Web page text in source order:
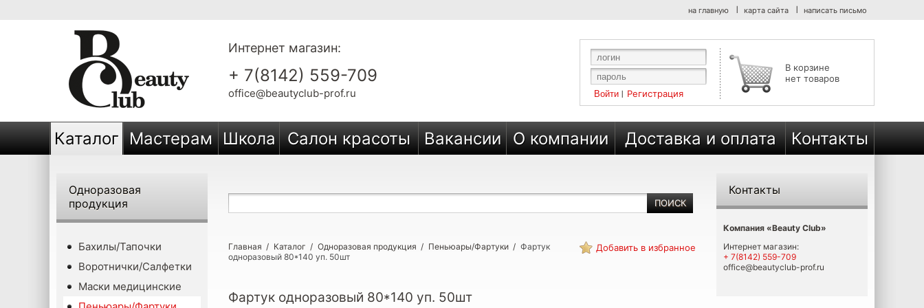
на главную карта сайта написать письмо
Интернет магазин:
+ 7(8142) 559-709
office@beautyclub-prof.ru Регистрация
В корзине
нет товаров
Каталог Мастерам Школа Салон красоты Вакансии О компании Доставка и оплата Контакты
Одноразовая
продукция
Бахилы/Тапочки
Воротнички/Салфетки
Маски медицинские
Главная / Каталог / Одноразовая продукция / Пеньюары/Фартуки / Фартук
одноразовый 80*140 уп. 50шт
Добавить в избранное
Фартук одноразовый 80*140 уп. 50шт
Контакты
Компания «Beauty Club»
Интернет магазин:
+ 7(8142) 559-709
office@beautyclub-prof.ru